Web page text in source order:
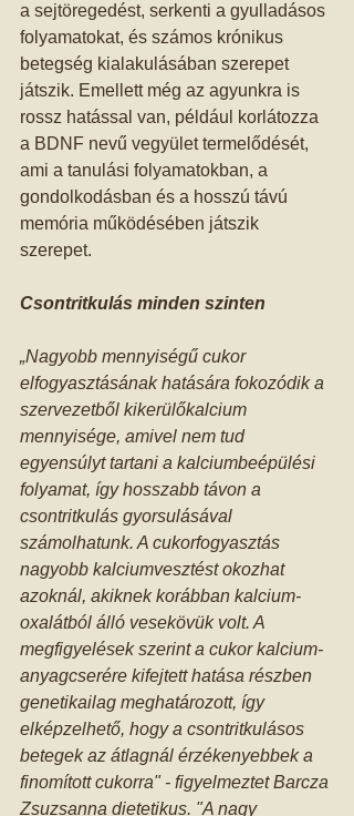
a sejtöregedést, serkenti a gyulladásos
folyamatokat, és számos krónikus
betegség kialakulásában szerepet
játszik. Emellett még az agyunkra is
rossz hatással van, például korlátozza
a BDNF nevű vegyület termelődését,
ami a tanulási folyamatokban, a
gondolkodásban és a hosszú távú
memória működésében játszik
szerepet.
Csontritkulás minden szinten
„Nagyobb mennyiségű cukor
elfogyasztásának hatására fokozódik a
szervezetből kikerülőkalcium
mennyisége, amivel nem tud
egyensúlyt tartani a kalciumbeépülési
folyamat, így hosszabb távon a
csontritkulás gyorsulásával
számolhatunk. A cukorfogyasztás
nagyobb kalciumvesztést okozhat
azoknál, akiknek korábban kalcium-
oxalátból álló vesekövük volt. A
megfigyelések szerint a cukor kalcium-
anyagcserére kifejtett hatása részben
genetikailag meghatározott, így
elképzelhető, hogy a csontritkulásos
betegek az átlagnál érzékenyebbek a
finomított cukorra" - figyelmeztet Barcza
Zsuzsanna dietetikus. "A nagy